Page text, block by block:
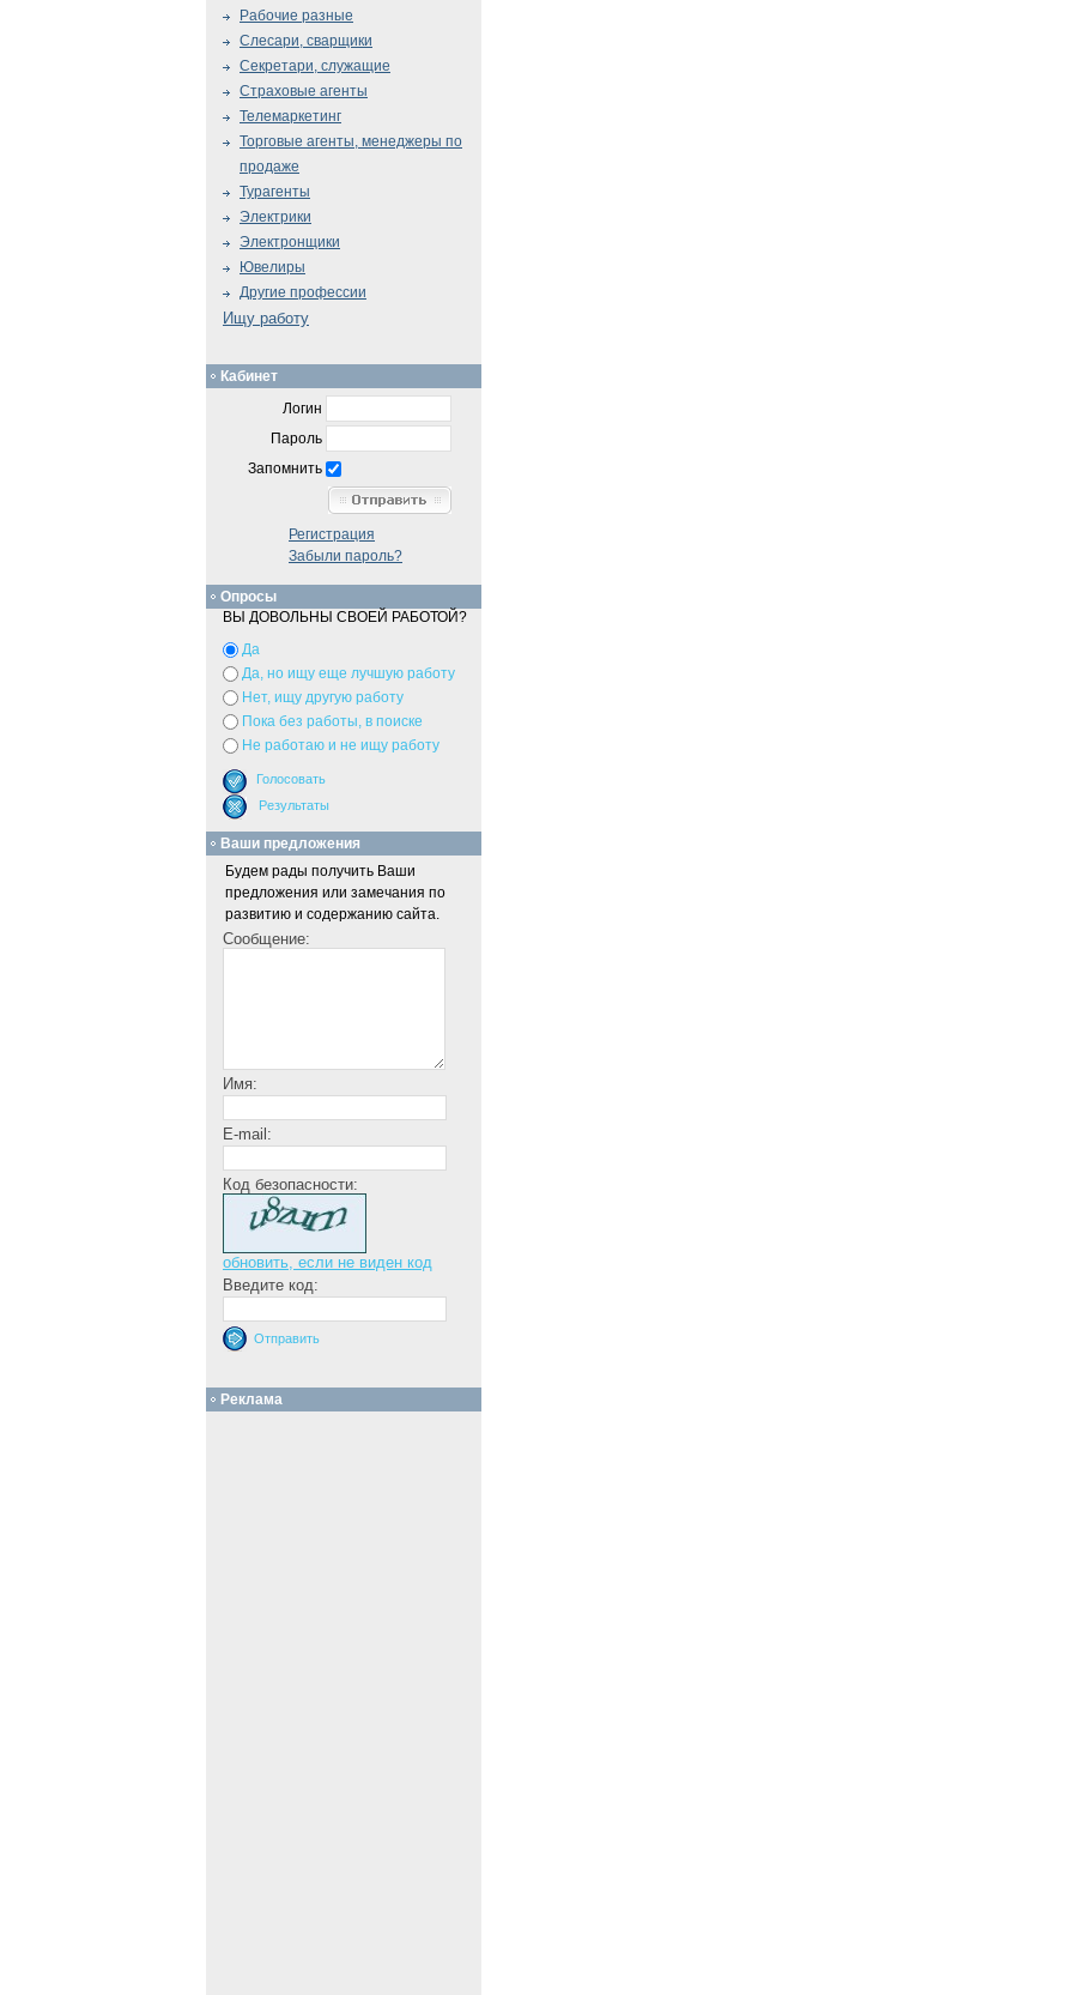
Рабочие разные
Слесари, сварщики
Секретари, служащие
Страховые агенты
Телемаркетинг
Торговые агенты, менеджеры по
продаже
Турагенты
Электрики
Электронщики
Ювелиры
Другие профессии
Ищу работу
Кабинет
Логин
Пароль
Запомнить
Регистрация
Забыли пароль?
Опросы
ВЫ ДОВОЛЬНЫ СВОЕЙ РАБОТОЙ?
Да
Да, но ищу еще лучшую работу
Нет, ищу другую работу
Пока без работы, в поиске
Не работаю и не ищу работу
Ваши предложения
Будем рады получить Ваши
предложения или замечания по
развитию и содержанию сайта.
Сообщение:
Имя:
E-mail:
Код безопасности:
обновить, если не виден код
Введите код:
Реклама